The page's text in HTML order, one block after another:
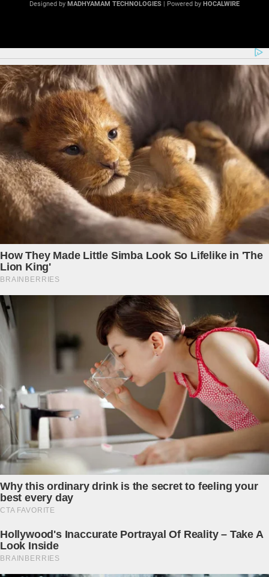
Designed by MADHYAMAM TECHNOLOGIES | Powered by HOCALWIRE